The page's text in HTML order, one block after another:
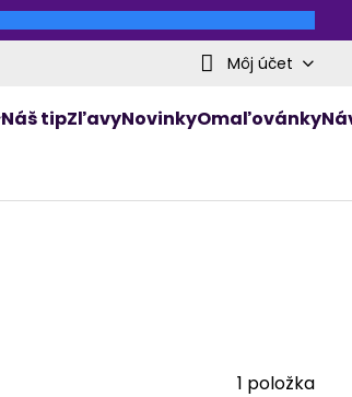
Môj účet
Náš tipZľavyNovinkyOmaľovánky
1 položka